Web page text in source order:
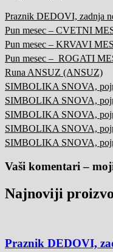
Praznik DEDOVI, zadnja
Pun mesec – CVETNI
Pun mesec – KRVAVI
Pun mesec – ROGATI
Runa ANSUZ (ANSUZ)
SIMBOLIKA SNOVA,
SIMBOLIKA SNOVA,
SIMBOLIKA SNOVA,
SIMBOLIKA SNOVA,
SIMBOLIKA SNOVA,
Vaši komentari –
Najnoviji
Praznik DEDOVI,